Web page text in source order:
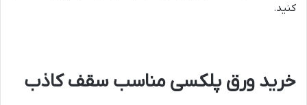
کنید.
خرید ورق پلکسی مناسب سقف کاذب